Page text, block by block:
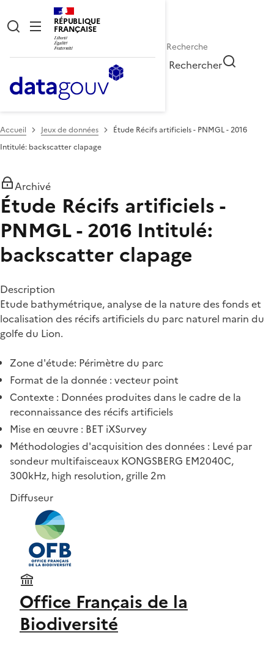
RÉPUBLIQUE
FRANÇAISE
Rechercher
Accueil Jeux de données
Étude Récifs artificiels - PNMGL - 2016
Intitulé: backscatter clapage
Archivé
Étude Récifs artificiels -
PNMGL - 2016 Intitulé:
backscatter clapage
Description
Etude bathymétrique, analyse de la nature des fonds et
localisation des récifs artificiels du parc naturel marin du
golfe du Lion.
Zone d'étude: Périmètre du parc
Format de la donnée : vecteur point
Contexte : Données produites dans le cadre de la
reconnaissance des récifs artificiels
Mise en œuvre : BET iXSurvey
Méthodologies d'acquisition des données : Levé par
sondeur multifaisceaux KONGSBERG EM2040C,
300kHz, high resolution, grille 2m
Diffuseur
Office Français de la
Biodiversité